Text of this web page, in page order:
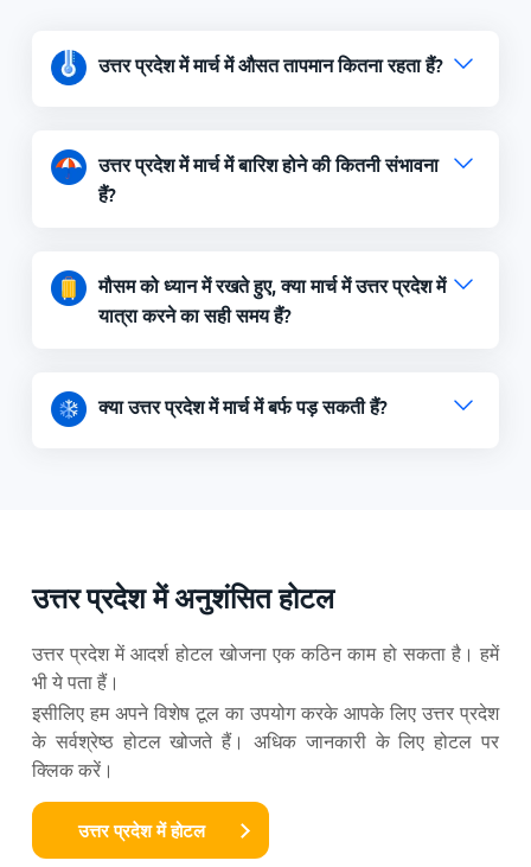
उत्तर प्रदेश में मार्च में औसत तापमान कितना रहता हैं?
उत्तर प्रदेश में मार्च में बारिश होने की कितनी संभावना
हैं?
मौसम को ध्यान में रखते हुए, क्या मार्च में उत्तर प्रदेश में
यात्रा करने का सही समय हैं?
क्या उत्तर प्रदेश में मार्च में बर्फ पड़ सकती हैं?
उत्तर प्रदेश में अनुशंसित होटल
उत्तर प्रदेश में आदर्श होटल खोजना एक कठिन काम हो सकता है। हमें
भी ये पता हैं।
इसीलिए हम अपने विशेष टूल का उपयोग करके आपके लिए उत्तर प्रदेश
के सर्वश्रेष्ठ होटल खोजते हैं। अधिक जानकारी के लिए होटल पर
क्लिक करें।
उत्तर प्रदेश में होटल